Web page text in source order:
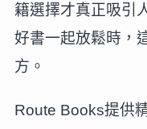
籍選擇才真正吸引
好書一起放鬆時，
方。
Route Books提供